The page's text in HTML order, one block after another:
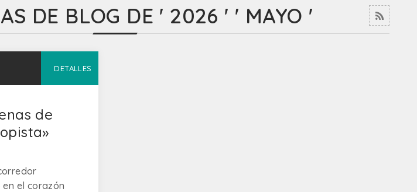
DE BLOG DE ' 2026 ' ' MAYO '
DETALLES
de
el corazón